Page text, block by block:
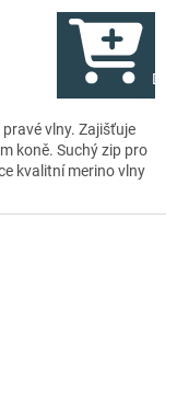
Do
vlny. Zajišťuje
koně. Suchý zip pro
kvalitní merino vlny